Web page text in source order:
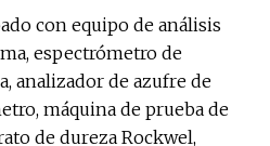
con equipo de análisis
espectrómetro de
analizador de azufre de
máquina de prueba de
de dureza Rockwel,